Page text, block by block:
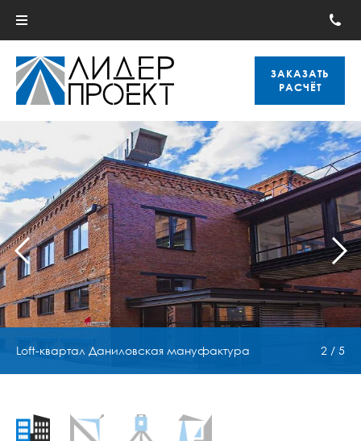
ЗАКАЗАТЬ
РАСЧЁТ
Loft-квартал Даниловская мануфактура 2 / 5